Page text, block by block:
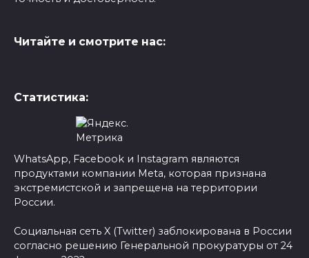
Читайте и смотрите нас:
Статистика:
WhatsApp, Facebook и Instagram являются
продуктами компании Meta, которая признана
экстремистской и запрещена на территории
России.
Социальная сеть X (Twitter) заблокирована в России
согласно решению Генеральной прокуратуры от 24